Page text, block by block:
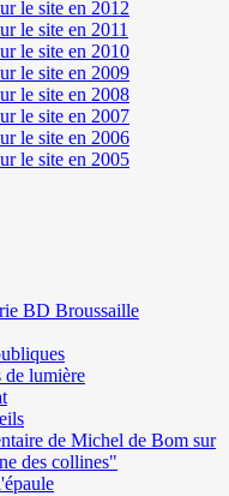
le site en 2012
le site en 2011
le site en 2010
le site en 2009
le site en 2008
le site en 2007
le site en 2006
le site en 2005
BD Broussaille
de lumière
de Michel de Bom sur
des collines"